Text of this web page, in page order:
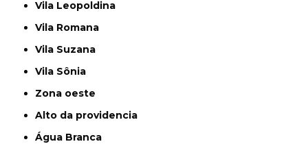
Vila Leopoldina
Vila Romana
Vila Suzana
Vila Sônia
Zona oeste
alto da providencia
Água Branca